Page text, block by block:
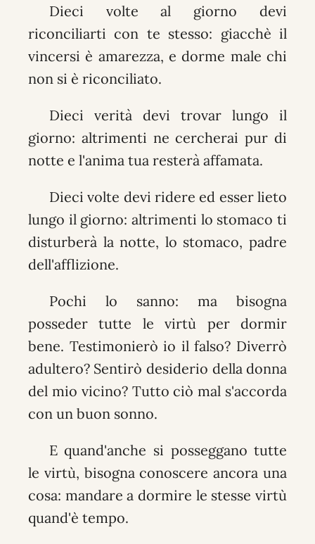
Dieci volte al giorno devi
riconciliarti con te stesso: giacchè il
vincersi è amarezza, e dorme male chi
non si è riconciliato.
Dieci verità devi trovar lungo il
giorno: altrimenti ne cercherai pur di
notte e l'anima tua resterà affamata.
Dieci volte devi ridere ed esser lieto
lungo il giorno: altrimenti lo stomaco ti
disturberà la notte, lo stomaco, padre
dell'afflizione.
Pochi lo sanno: ma bisogna
posseder tutte le virtù per dormir
bene. Testimonierò io il falso? Diverrò
adultero? Sentirò desiderio della donna
del mio vicino? Tutto ciò mal s'accorda
con un buon sonno.
E quand'anche si posseggano tutte
le virtù, bisogna conoscere ancora una
cosa: mandare a dormire le stesse virtù
quand'è tempo.